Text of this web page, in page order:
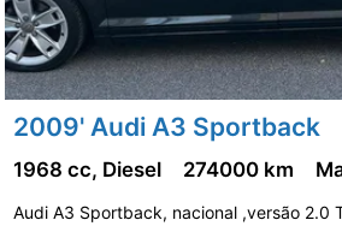
2009' Audi A3 Sportback
1968 cc, Diesel 274000 km
Audi A3 Sportback, nacional ,versão 2.0